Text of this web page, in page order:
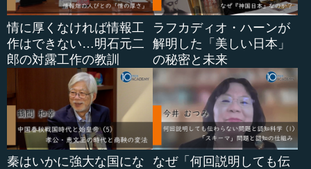
情に厚くなければ情報工
作はできない…明石元二
郎の対露工作の教訓
ラフカディオ・ハーンが
解明した「美しい日本」
の秘密と未来
秦はいかに強大な国にな
なぜ「何回説明しても伝